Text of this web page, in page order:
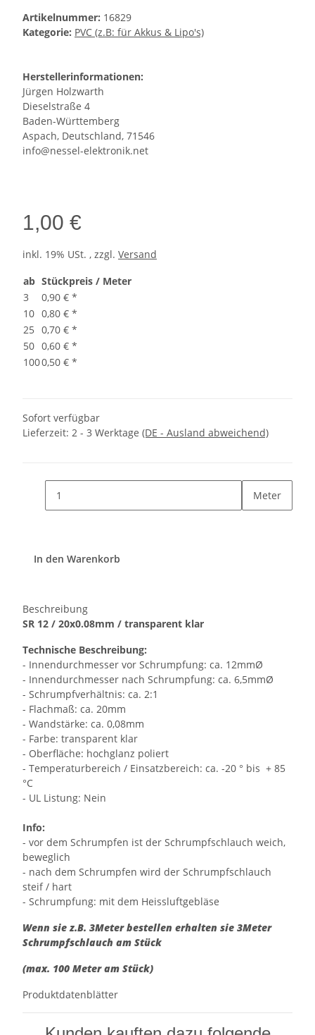
Artikelnummer: 16829
Kategorie: PVC (z.B: für Akkus & Lipo's)
Herstellerinformationen:
Jürgen Holzwarth
Dieselstraße 4
Baden-Württemberg
Aspach, Deutschland, 71546
info@nessel-elektronik.net
1,00 €
inkl. 19% USt. , zzgl. Versand
ab Stückpreis / Meter
3
0,90 € *
10 0,80 € *
25 0,70 € *
50 0,60 € *
1000,50 € *
Sofort verfügbar
Lieferzeit: 2 - 3 Werktage (DE - Ausland abweichend)
Meter
In den Warenkorb
Beschreibung
SR 12 / 20x0.08mm / transparent klar
Technische Beschreibung:
- Innendurchmesser vor Schrumpfung: ca. 12mmØ
- Innendurchmesser nach Schrumpfung: ca. 6,5mmØ
- Schrumpfverhältnis: ca. 2:1
- Flachmaß: ca. 20mm
- Wandstärke: ca. 0,08mm
- Farbe: transparent klar
- Oberfläche: hochglanz poliert
- Temperaturbereich / Einsatzbereich: ca. -20 ° bis + 85
°C
- UL Listung: Nein
Info:
- vor dem Schrumpfen ist der Schrumpfschlauch weich,
beweglich
- nach dem Schrumpfen wird der Schrumpfschlauch
steif / hart
- Schrumpfung: mit dem Heissluftgebläse
Wenn sie z.B. 3Meter bestellen erhalten sie 3Meter
Schrumpfschlauch am Stück
(max. 100 Meter am Stück)
Produktdatenblätter